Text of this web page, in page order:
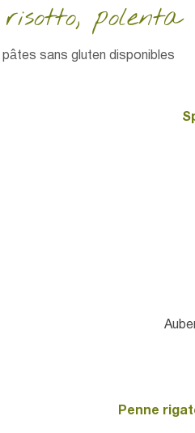
polenta
pâtes sans gluten disponibles
Penne